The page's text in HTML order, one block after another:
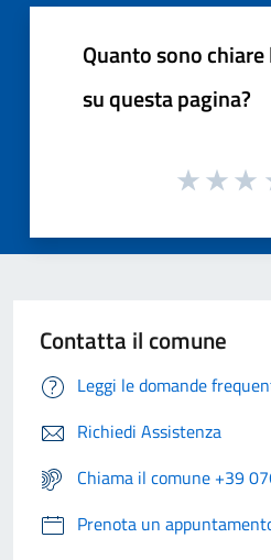
Quanto sono
su questa pagina?
Contatta il comune
Leggi le domande
Richiedi Assistenza
Chiama il comune +39
Prenota un